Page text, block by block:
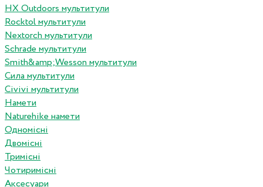
HX Outdoors мультитули
Rocktol мультитули
Nextorch мультитули
Schrade мультитули
Smith&amp;Wesson мультитули
Сила мультитули
Civivi мультитули
Намети
Naturehike намети
Одномісні
Двомісні
Тримісні
Чотиримісні
Аксесуари